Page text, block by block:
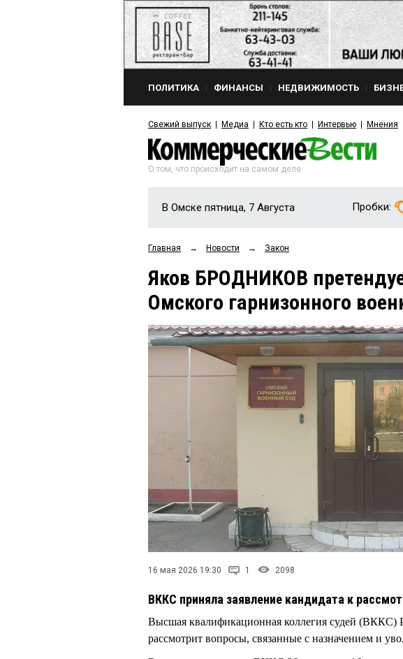
ПОЛИТИКА ФИНАНСЫ НЕДВИЖИМОСТЬ
Свежий выпуск Медиа Кто есть кто Интервью Мнения
О том, что происходит на самом деле
В Омске пятница, 7 Августа Пробки:
Главная → Новости → Закон
Яков БРОДНИКОВ
Омского гарнизонного
16 мая 2026 19:30 1 2098
ВККС приняла заявление кандидата к
Высшая квалификационная коллегия судей (ВККС)
рассмотрит вопросы, связанные с назначением и